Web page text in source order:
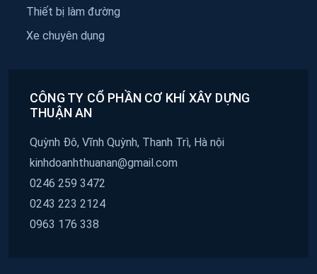
Thiết bị làm đường
Xe chuyên dụng
CÔNG TY CỔ PHẦN CƠ KHÍ XÂY DỰNG
THUẬN AN
Quỳnh Đô, Vĩnh Quỳnh, Thanh Trì, Hà nội
kinhdoanhthuanan@gmail.com
0246 259 3472
0243 223 2124
0963 176 338